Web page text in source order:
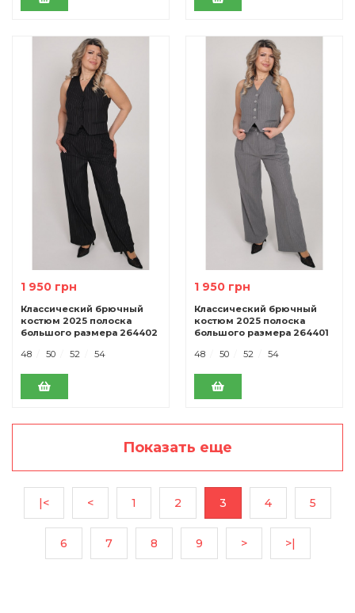
1 950 грн
Классический брючный
костюм 2025 полоска
большого размера 264402
48
50 52 54
1 950 грн
Классический брючный
костюм 2025 полоска
большого размера 264401
48
50 52 54
Показать еще
|< < 1 2 3 4 5
6 7 8 9 > >|